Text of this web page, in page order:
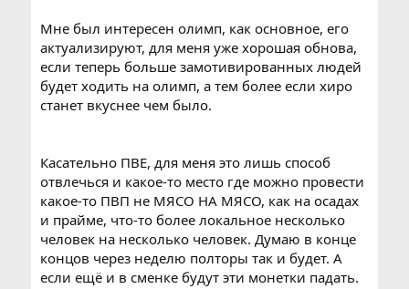
Мне был интересен олимп, как основное, его
актуализируют, для меня уже хорошая обнова,
если теперь больше замотивированных людей
будет ходить на олимп, а тем более если хиро
станет вкуснее чем было.
Касательно ПВЕ, для меня это лишь способ
отвлечься и какое-то место где можно провести
какое-то ПВП не МЯСО НА МЯСО, как на осадах
и прайме, что-то более локальное несколько
человек на несколько человек. Думаю в конце
концов через неделю полторы так и будет. А
если ещё и в сменке будут эти монетки падать.